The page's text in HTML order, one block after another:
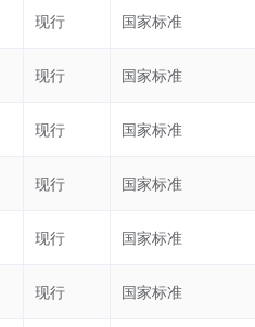
现行 国家标准
现行 国家标准
现行 国家标准
现行 国家标准
现行 国家标准
现行 国家标准